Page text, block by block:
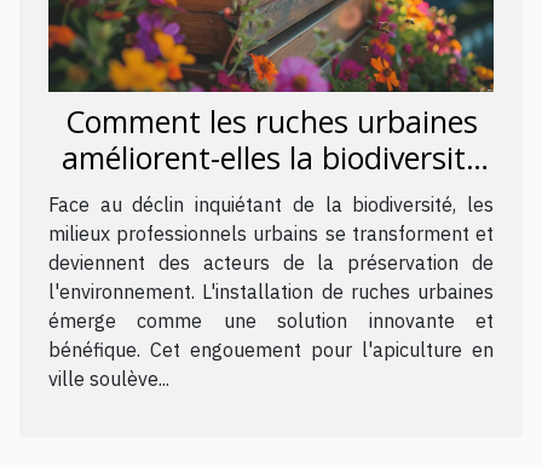
Comment les ruches urbaines
améliorent-elles la biodiversité
en milieu professionnel ?
Face au déclin inquiétant de la biodiversité, les
milieux professionnels urbains se transforment et
deviennent des acteurs de la préservation de
l'environnement. L'installation de ruches urbaines
émerge comme une solution innovante et
bénéfique. Cet engouement pour l'apiculture en
ville soulève...